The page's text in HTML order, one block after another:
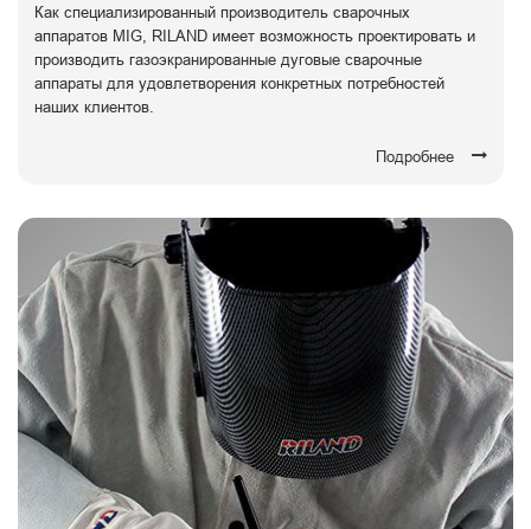
Как специализированный производитель сварочных
аппаратов MIG, RILAND имеет возможность проектировать и
производить газоэкранированные дуговые сварочные
аппараты для удовлетворения конкретных потребностей
наших клиентов.
Подробнее